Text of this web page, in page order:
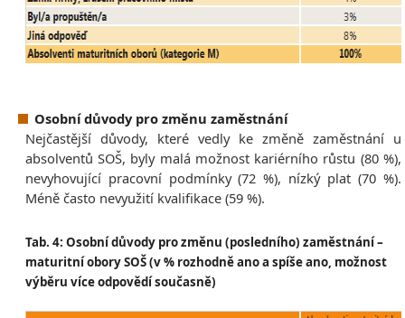
Osobní důvody pro změnu zaměstnání
Nejčastější důvody, které vedly ke změně zaměstnání u
absolventů SOŠ, byly malá možnost kariérního růstu (80 %),
nevyhovující pracovní podmínky (72 %), nízký plat (70 %).
Méně často nevyužití kvalifikace (59 %).
Tab. 4: Osobní důvody pro změnu (posledního) zaměstnání –
maturitní obory SOŠ (v % rozhodně ano a spíše ano, možnost
výběru více odpovědí současně)